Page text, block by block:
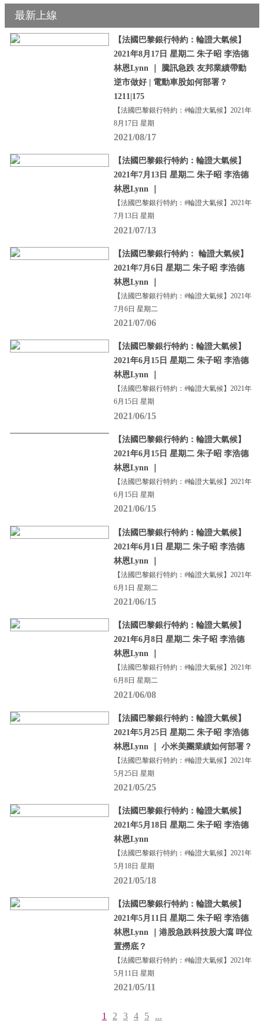
最新上線
【法國巴黎銀行特約：輪證大氣候】
2021年8月17日 星期二 朱子昭 李浩德
林恩Lynn ｜ 騰訊急跌 友邦業績帶動
逆市做好 | 電動車股如何部署？
1211|175
【法國巴黎銀行特約：#輪證大氣候】2021年
8月17日 星期
2021/08/17
【法國巴黎銀行特約：輪證大氣候】
2021年7月13日 星期二 朱子昭 李浩德
林恩Lynn ｜
【法國巴黎銀行特約：#輪證大氣候】2021年
7月13日 星期
2021/07/13
【法國巴黎銀行特約： 輪證大氣候】
2021年7月6日 星期二 朱子昭 李浩德
林恩Lynn ｜
【法國巴黎銀行特約：#輪證大氣候】2021年
7月6日 星期二
2021/07/06
【法國巴黎銀行特約：輪證大氣候】
2021年6月15日 星期二 朱子昭 李浩德
林恩Lynn ｜
【法國巴黎銀行特約：#輪證大氣候】2021年
6月15日 星期
2021/06/15
【法國巴黎銀行特約：輪證大氣候】
2021年6月15日 星期二 朱子昭 李浩德
林恩Lynn ｜
【法國巴黎銀行特約：#輪證大氣候】2021年
6月15日 星期
2021/06/15
【法國巴黎銀行特約：輪證大氣候】
2021年6月1日 星期二 朱子昭 李浩德
林恩Lynn ｜
【法國巴黎銀行特約：#輪證大氣候】2021年
6月1日 星期二
2021/06/15
【法國巴黎銀行特約：輪證大氣候】
2021年6月8日 星期二 朱子昭 李浩德
林恩Lynn ｜
【法國巴黎銀行特約：#輪證大氣候】2021年
6月8日 星期二
2021/06/08
【法國巴黎銀行特約：輪證大氣候】
2021年5月25日 星期二 朱子昭 李浩德
林恩Lynn ｜ 小米美團業績如何部署？
【法國巴黎銀行特約：#輪證大氣候】2021年
5月25日 星期
2021/05/25
【法國巴黎銀行特約：輪證大氣候】
2021年5月18日 星期二 朱子昭 李浩德
林恩Lynn
【法國巴黎銀行特約：#輪證大氣候】2021年
5月18日 星期
2021/05/18
【法國巴黎銀行特約：輪證大氣候】
2021年5月11日 星期二 朱子昭 李浩德
林恩Lynn ｜港股急跌科技股大瀉 咩位
置撈底？
【法國巴黎銀行特約：#輪證大氣候】2021年
5月11日 星期
2021/05/11
1 2 3 4 5 ...